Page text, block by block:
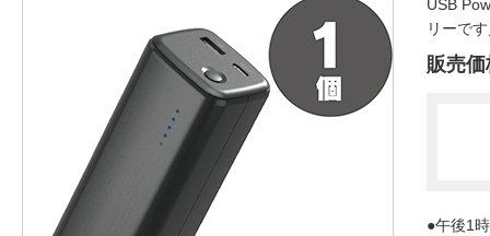
USB
リーで
販売価
●午後1